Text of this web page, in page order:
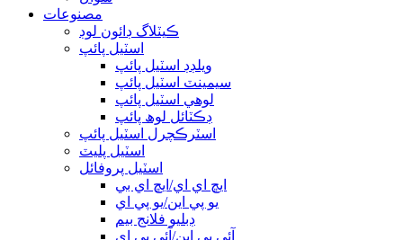
مصنوعات
ڪيٽلاگ ڊائون لوڊ
اسٽيل پائپ
ويلڊڊ اسٽيل پائپ
سيمينٽ اسٽيل پائپ
لوهي اسٽيل پائپ
ڊڪٽائل لوھ پائپ
اسٽرڪچرل اسٽيل پائپ
اسٽيل پليٽ
اسٽيل پروفائل
ايڇ اي اي/ايڇ اي بي
يو پي اين/يو پي اي
ڊبليو فلانج بيم
آئي پي اين/آئي پي اي